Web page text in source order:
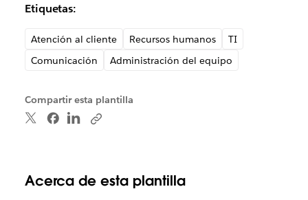
Etiquetas:
Atención al cliente Recursos humanos
TI
Comunicación
Administración del equipo
Compartir esta plantilla
Acerca de esta plantilla